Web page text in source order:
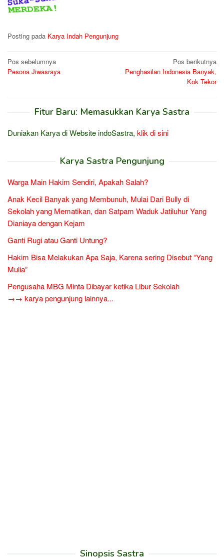
Posting pada Karya Indah Pengunjung
Navigasi
pos
Pos sebelumnya
Pesona Jiwasraya
Pos berikutnya
Penghasilan Indonesia Banyak,
Kok Tekor
Fitur Baru: Memasukkan Karya Sastra
Duniakan Karya di Website indoSastra, klik di sini
Karya Sastra Pengunjung
Warga Main Hakim Sendiri, Apakah Salah?
Anak Kecil Banyak yang Membunuh, Mulai Dari Bully di
Sekolah yang Mematikan, dan Satpam Waduk Jatiluhur Yang
Dianiaya dengan Kejam
Ganti Rugi atau Ganti Untung?
Hakim Bisa Melakukan Apa Saja, Karena sering Disebut “Yang
Mulia”
Pengusaha MBG Minta Dibayar ketika Libur Sekolah
→→ karya pengunjung lainnya...
Sinopsis Sastra